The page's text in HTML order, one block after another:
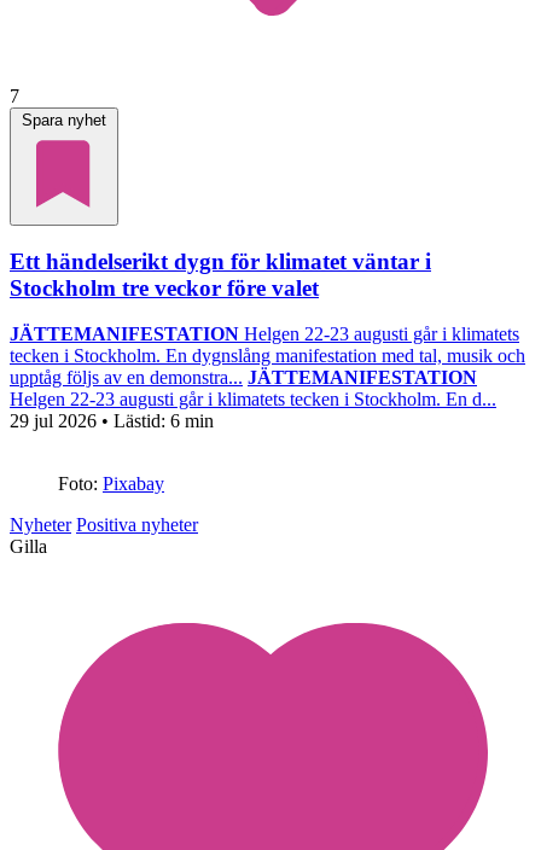
7
Spara nyhet
Ett händelserikt dygn för klimatet väntar i
Stockholm tre veckor före valet
JÄTTEMANIFESTATION Helgen 22-23 augusti går i klimatets
tecken i Stockholm. En dygnslång manifestation med tal, musik och
upptåg följs av en demonstra... JÄTTEMANIFESTATION
Helgen 22-23 augusti går i klimatets tecken i Stockholm. En d...
29 jul 2026 • Lästid: 6 min
Foto: Pixabay
Nyheter Positiva nyheter
Gilla